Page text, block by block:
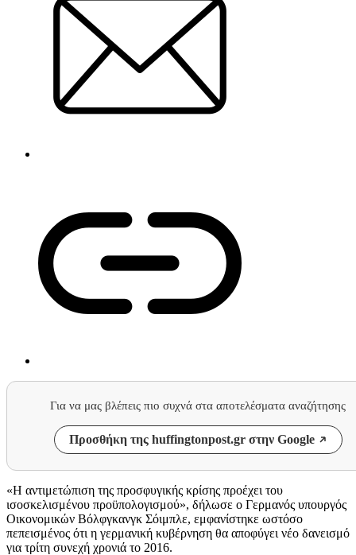
Για να μας βλέπεις πιο συχνά στα αποτελέσματα αναζήτησης
Προσθήκη της huffingtonpost.gr στην Google
«Η αντιμετώπιση της προσφυγικής κρίσης προέχει του
ισοσκελισμένου προϋπολογισμού», δήλωσε ο Γερμανός υπουργός
Οικονομικών Βόλφγκανγκ Σόιμπλε, εμφανίστηκε ωστόσο
πεπεισμένος ότι η γερμανική κυβέρνηση θα αποφύγει νέο δανεισμό
για τρίτη συνεχή χρονιά το 2016.